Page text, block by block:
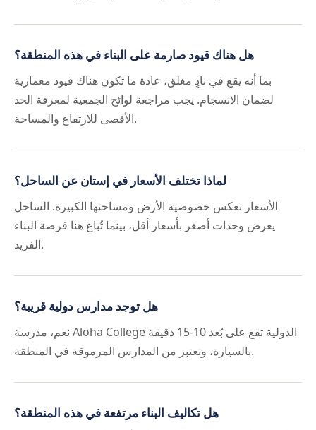
هل هناك قيود صارمة على البناء في هذه المنطقة؟
بما أنه يقع في نادٍ مغلق، عادة ما تكون هناك قيود معمارية
لضمان الانسجام. يجب مراجعة لوائح الجمعية لمعرفة الحد
الأقصى للارتفاع والمساحة.
لماذا تختلف الأسعار في إستان عن الساحل؟
الأسعار تعكس خصوصية الأرض ومساحتها الكبيرة. الساحل
يعرض وحدات أصغر بأسعار أقل، بينما تُباع هنا فرصة البناء
الفريد.
هل توجد مدارس دولية قريبة؟
نعم، مدرسة Aloha College الدولية تقع على بُعد 10-15 دقيقة
بالسيارة، وتعتبر من المدارس المرموقة في المنطقة.
هل تكاليف البناء مرتفعة في هذه المنطقة؟